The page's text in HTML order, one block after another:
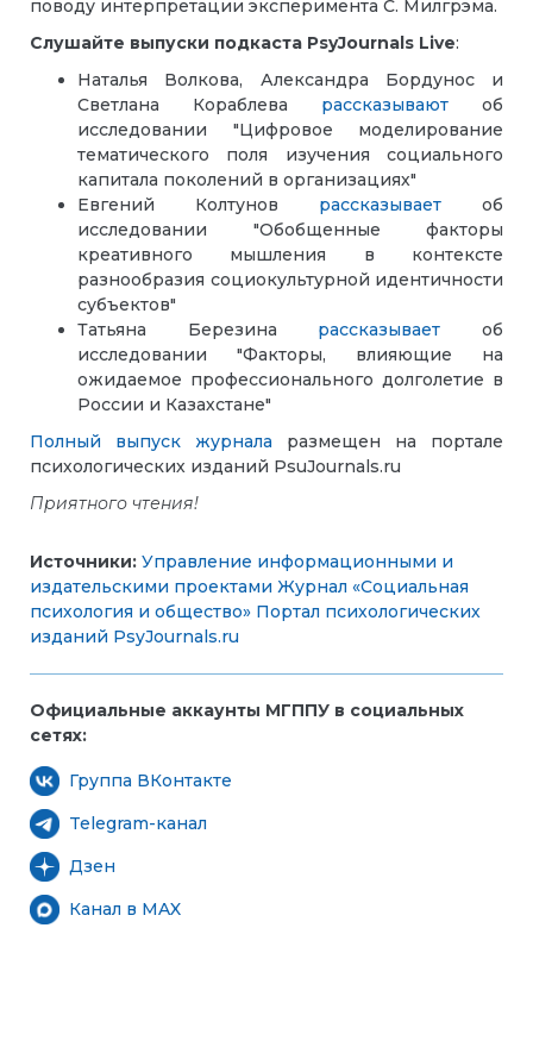
поводу интерпретации эксперимента С. Милгрэма.
Слушайте выпуски подкаста PsyJournals Live:
Наталья Волкова, Александра Бордунос и
Светлана Кораблева рассказывают об
исследовании "Цифровое моделирование
тематического поля изучения социального
капитала поколений в организациях"
Евгений Колтунов рассказывает об
исследовании "Обобщенные факторы
креативного мышления в контексте
разнообразия социокультурной идентичности
субъектов"
Татьяна Березина рассказывает об
исследовании "Факторы, влияющие на
ожидаемое профессионального долголетие в
России и Казахстане"
Полный выпуск журнала размещен на портале
психологических изданий PsuJournals.ru
Приятного чтения!
Источники: Управление информационными и
издательскими проектами Журнал «Социальная
психология и общество» Портал психологических
изданий PsyJournals.ru
Официальные аккаунты МГППУ в социальных
сетях:
Группа ВКонтакте
Telegram-канал
Дзен
Канал в MAX